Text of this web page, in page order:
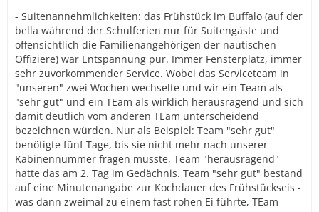
- Suitenannehmlichkeiten: das Frühstück im Buffalo (auf der
bella während der Schulferien nur für Suitengäste und
offensichtlich die Familienangehörigen der nautischen
Offiziere) war Entspannung pur. Immer Fensterplatz, immer
sehr zuvorkommender Service. Wobei das Serviceteam in
"unseren" zwei Wochen wechselte und wir ein Team als
"sehr gut" und ein TEam als wirklich herausragend und sich
damit deutlich vom anderen TEam unterscheidend
bezeichnen würden. Nur als Beispiel: Team "sehr gut"
benötigte fünf Tage, bis sie nicht mehr nach unserer
Kabinennummer fragen musste, Team "herausragend"
hatte das am 2. Tag im Gedächnis. Team "sehr gut" bestand
auf eine Minutenangabe zur Kochdauer des Frühstückseis -
was dann zweimal zu einem fast rohen Ei führte, TEam